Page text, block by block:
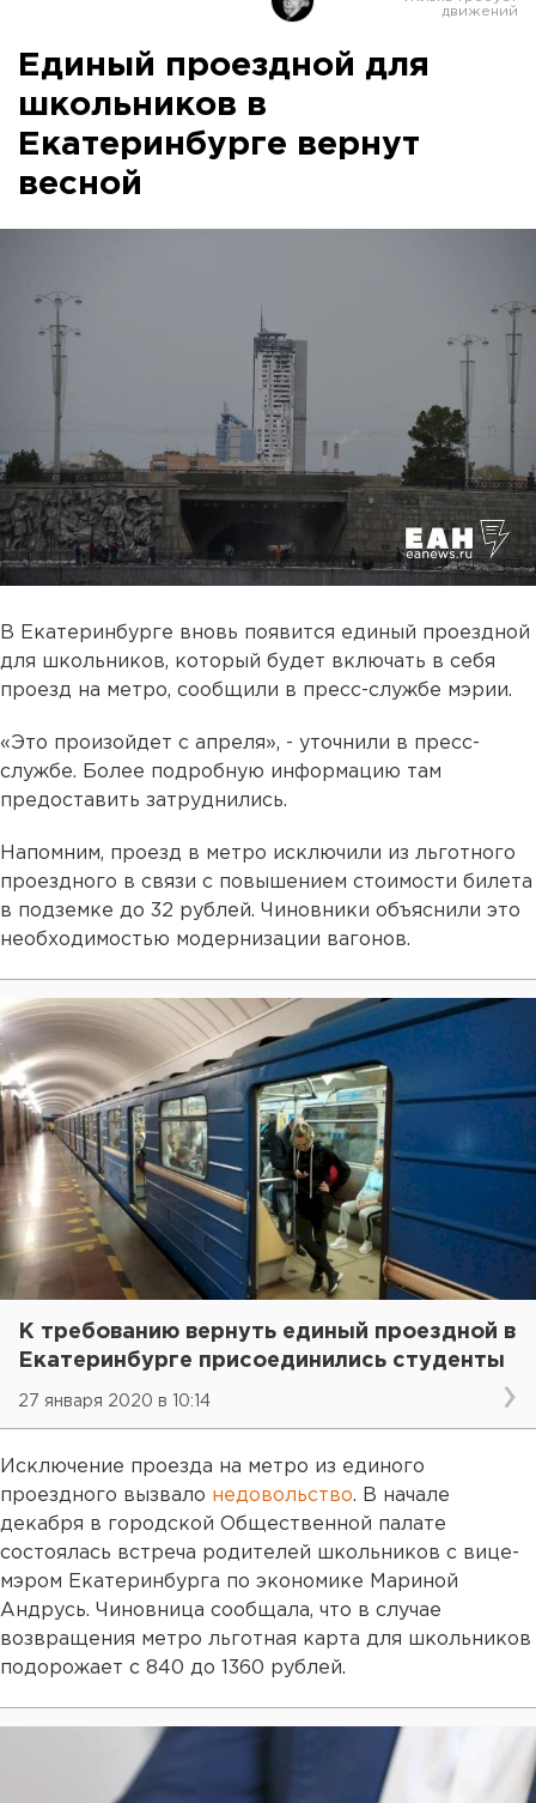
Единый проездной для
школьников в
Екатеринбурге вернут
весной
В Екатеринбурге вновь появится единый проездной
для школьников, который будет включать в себя
проезд на метро, сообщили в пресс-службе мэрии.
«Это произойдет с апреля», - уточнили в пресс-
службе. Более подробную информацию там
предоставить затруднились.
Напомним, проезд в метро исключили из льготного
проездного в связи с повышением стоимости билета
в подземке до 32 рублей. Чиновники объяснили это
необходимостью модернизации вагонов.
К требованию вернуть единый проездной в
Екатеринбурге присоединились студенты
27 января 2020 в 10:14
Исключение проезда на метро из единого
проездного вызвало недовольство. В начале
декабря в городской Общественной палате
состоялась встреча родителей школьников с вице-
мэром Екатеринбурга по экономике Мариной
Андрусь. Чиновница сообщала, что в случае
возвращения метро льготная карта для школьников
подорожает с 840 до 1360 рублей.